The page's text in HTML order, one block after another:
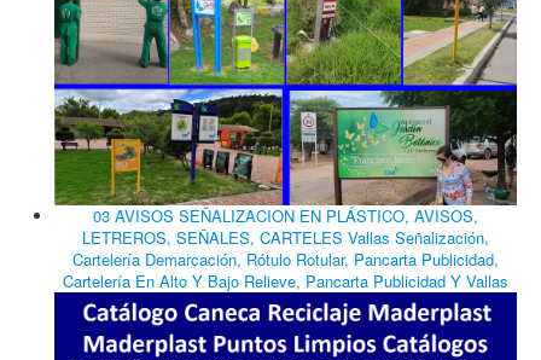
03 AVISOS SEÑALIZACION EN PLÁSTICO, AVISOS,
LETREROS, SEÑALES, CARTELES Vallas Señalización,
Cartelería Demarcación, Rótulo Rotular, Pancarta Publicidad,
Cartelería En Alto Y Bajo Relieve, Pancarta Publicidad Y Vallas